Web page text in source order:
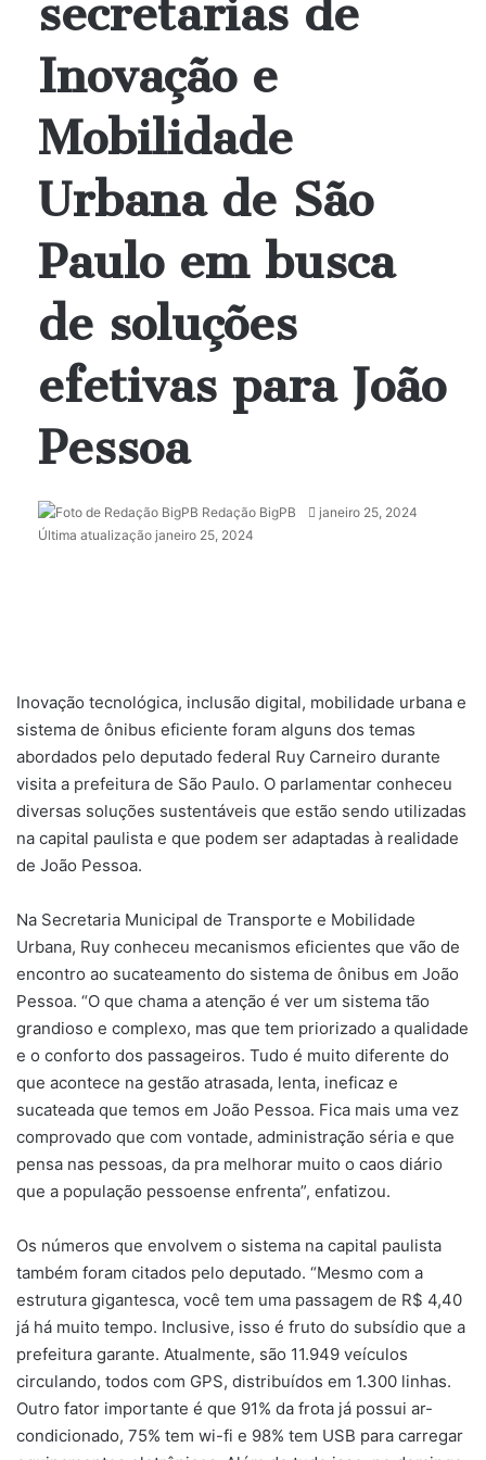
secretarias de
Inovação e
Mobilidade
Urbana de São
Paulo em busca
de soluções
efetivas para João
Pessoa
Redação BigPB
M
-
a
i
l
janeiro 25, 2024
Última atualização janeiro 25, 2024
Inovação tecnológica, inclusão digital, mobilidade urbana e
sistema de ônibus eficiente foram alguns dos temas
abordados pelo deputado federal Ruy Carneiro durante
visita a prefeitura de São Paulo. O parlamentar conheceu
diversas soluções sustentáveis que estão sendo utilizadas
na capital paulista e que podem ser adaptadas à realidade
de João Pessoa.
Na Secretaria Municipal de Transporte e Mobilidade
Urbana, Ruy conheceu mecanismos eficientes que vão de
encontro ao sucateamento do sistema de ônibus em João
Pessoa. “O que chama a atenção é ver um sistema tão
grandioso e complexo, mas que tem priorizado a qualidade
e o conforto dos passageiros. Tudo é muito diferente do
que acontece na gestão atrasada, lenta, ineficaz e
sucateada que temos em João Pessoa. Fica mais uma vez
comprovado que com vontade, administração séria e que
pensa nas pessoas, da pra melhorar muito o caos diário
que a população pessoense enfrenta”, enfatizou.
Os números que envolvem o sistema na capital paulista
também foram citados pelo deputado. “Mesmo com a
estrutura gigantesca, você tem uma passagem de R$ 4,40
já há muito tempo. Inclusive, isso é fruto do subsídio que a
prefeitura garante. Atualmente, são 11.949 veículos
circulando, todos com GPS, distribuídos em 1.300 linhas.
Outro fator importante é que 91% da frota já possui ar-
condicionado, 75% tem wi-fi e 98% tem USB para carregar